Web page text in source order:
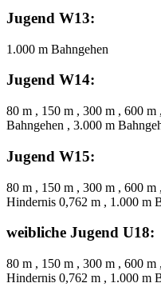
Jugend W13:
1.000 m Bahngehen
Jugend W14:
80 m , 150 m , 300 m , 600
Bahngehen , 3.000 m
Jugend W15:
80 m , 150 m , 300 m , 600
Hindernis 0,762 m , 1.000 m
weibliche Jugend U18:
80 m , 150 m , 300 m , 600
Hindernis 0,762 m , 1.000 m